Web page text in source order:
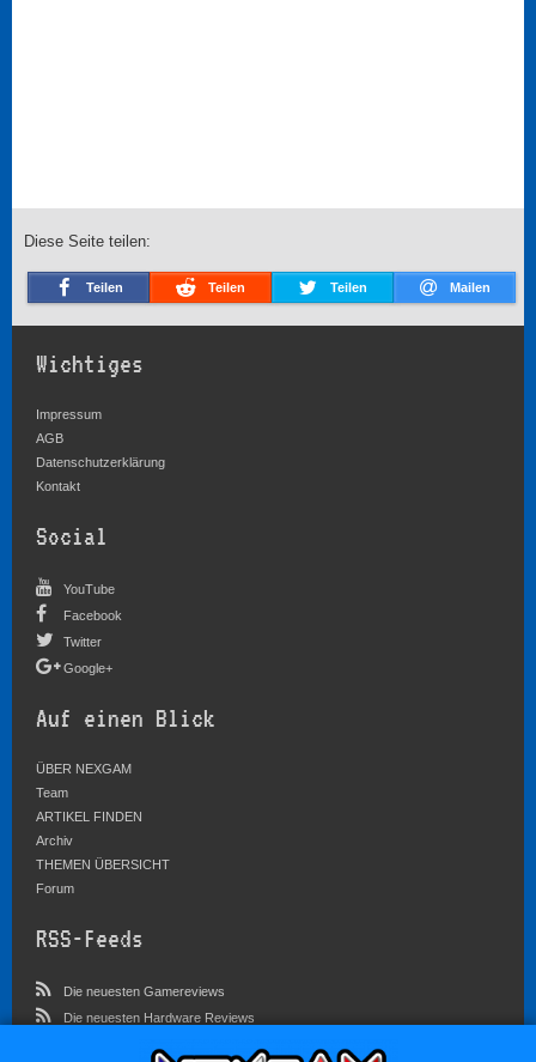
Diese Seite teilen:
Teilen Teilen Teilen Mailen
Wichtiges
Impressum
AGB
Datenschutzerklärung
Kontakt
Social
YouTube
Facebook
Twitter
Google+
Auf einen Blick
ÜBER NEXGAM
Team
ARTIKEL FINDEN
Archiv
THEMEN ÜBERSICHT
Forum
RSS-Feeds
Die neuesten Gamereviews
Die neuesten Hardware Reviews